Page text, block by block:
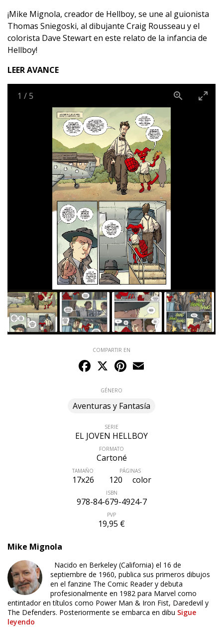
¡Mike Mignola, creador de Hellboy, se une al guionista
Thomas Sniegoski, al dibujante Craig Rousseau y el
colorista Dave Stewart en este relato de la infancia de
Hellboy!
LEER AVANCE
1 / 5
COMPARTIR EN
Facebook
X Pinterest
GÉNERO
Aventuras y Fantasía
SERIE
EL JOVEN HELLBOY
FORMATO
Cartoné
TAMAÑO
17x26
PÁGINAS
120 color
ISBN
978-84-679-4924-7
PVP
19,95 €
Mike Mignola
Nacido en Berkeley (California) el 16 de
septiembre de 1960, publica sus primeros dibujos
en el fanzine The Comic Reader y debuta
profesionalmente en 1982 para Marvel como
entintador en títulos como Power Man & Iron Fist, Daredevil y
The Defenders. Posteriormente se embarca en dibu Sigue
leyendo